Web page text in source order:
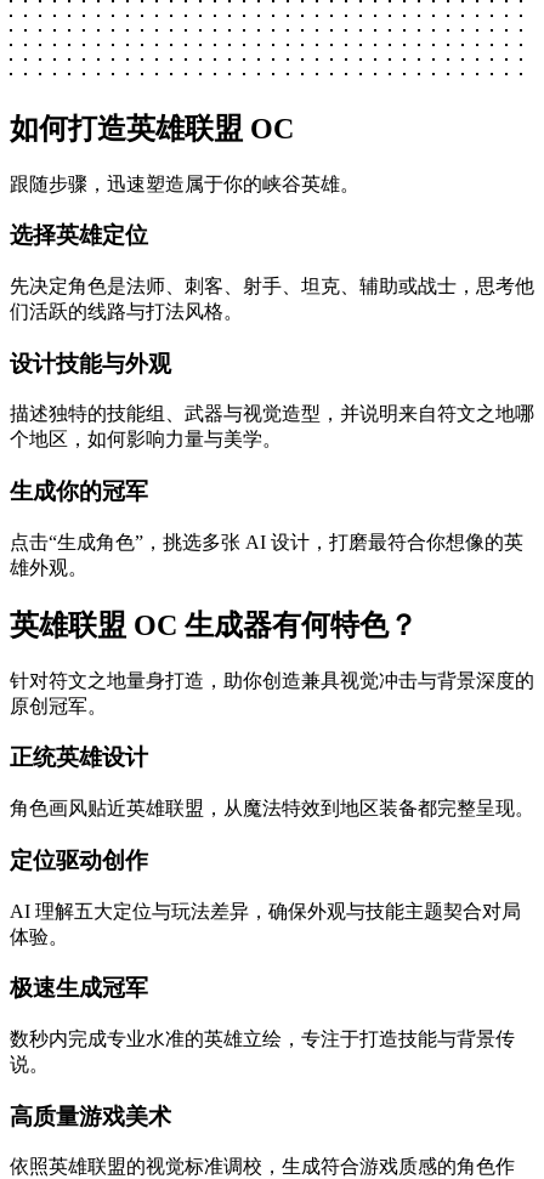
如何打造英雄联盟 OC
跟随步骤，迅速塑造属于你的峡谷英雄。
选择英雄定位
先决定角色是法师、刺客、射手、坦克、辅助或战士，思考他
们活跃的线路与打法风格。
设计技能与外观
描述独特的技能组、武器与视觉造型，并说明来自符文之地哪
个地区，如何影响力量与美学。
生成你的冠军
点击“生成角色”，挑选多张 AI 设计，打磨最符合你想像的英
雄外观。
英雄联盟 OC 生成器有何特色？
针对符文之地量身打造，助你创造兼具视觉冲击与背景深度的
原创冠军。
正统英雄设计
角色画风贴近英雄联盟，从魔法特效到地区装备都完整呈现。
定位驱动创作
AI 理解五大定位与玩法差异，确保外观与技能主题契合对局
体验。
极速生成冠军
数秒内完成专业水准的英雄立绘，专注于打造技能与背景传
说。
高质量游戏美术
依照英雄联盟的视觉标准调校，生成符合游戏质感的角色作